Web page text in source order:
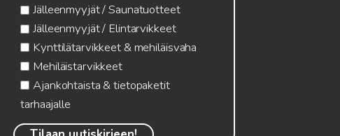
Jälleenmyyjät / Saunatuotteet
Jälleenmyyjät / Elintarvikkeet
Kynttilätarvikkeet & mehiläisvaha
Mehiläistarvikkeet
Ajankohtaista & tietopaketit
tarhaajalle